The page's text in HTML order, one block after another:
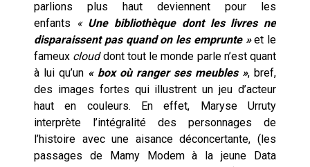
parlions plus haut deviennent pour les
enfants
« Une bibliothèque dont les livres ne
disparaissent pas quand on les emprunte »et le
fameux clouddont tout le monde parle n’est quant
à lui qu’un « box où ranger ses meubles », bref,
des images fortes qui illustrent un jeu d’acteur
haut en couleurs. En effet, Maryse Urruty
interprète l’intégralité des personnages de
l’histoire avec une aisance déconcertante, (les
passages de Mamy Modem à la jeune Data